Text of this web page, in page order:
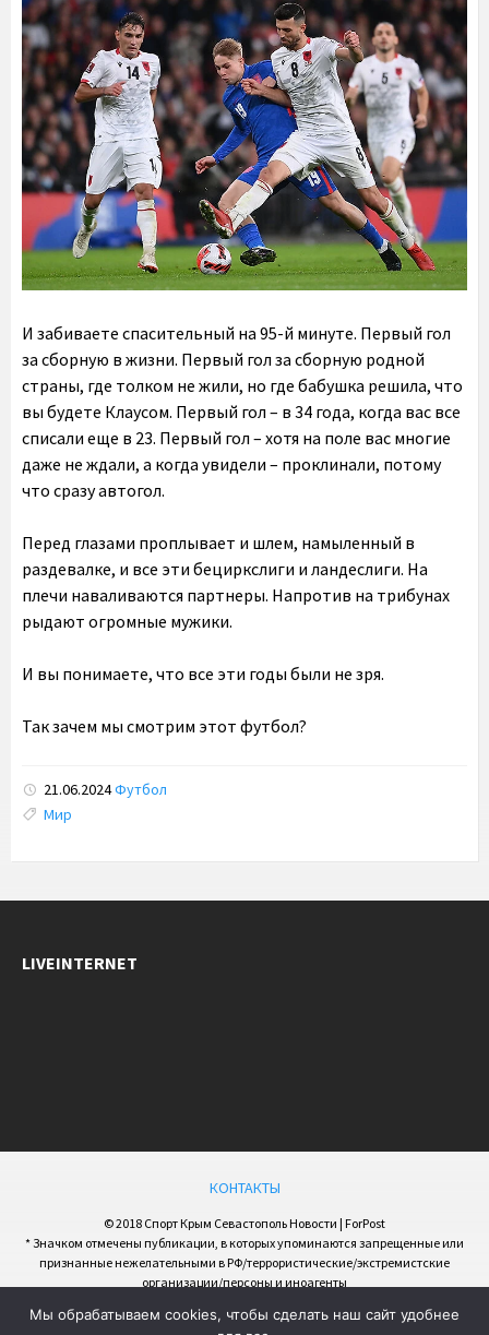
И забиваете спасительный на 95-й минуте. Первый гол
за сборную в жизни. Первый гол за сборную родной
страны, где толком не жили, но где бабушка решила, что
вы будете Клаусом. Первый гол – в 34 года, когда вас все
списали еще в 23. Первый гол – хотя на поле вас многие
даже не ждали, а когда увидели – проклинали, потому
что сразу автогол.
Перед глазами проплывает и шлем, намыленный в
раздевалке, и все эти бециркслиги и ландеслиги. На
плечи наваливаются партнеры. Напротив на трибунах
рыдают огромные мужики.
И вы понимаете, что все эти годы были не зря.
Так зачем мы смотрим этот футбол?
21.06.2024Футбол
Tags:
Мир
LIVEINTERNET
КОНТАКТЫ
© 2018 Спорт Крым Севастополь Новости | ForPost
* Значком отмечены публикации, в которых упоминаются запрещенные или
признанные нежелательными в РФ/террористические/экстремистские
организации/персоны и иноагенты
Мы обрабатываем cookies, чтобы сделать наш сайт удобнее